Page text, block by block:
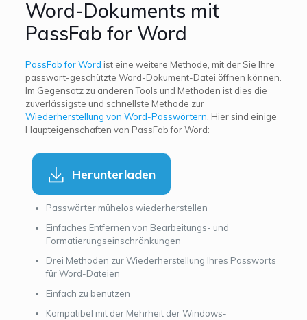
Word-Dokuments mit
PassFab for Word
PassFab for Word ist eine weitere Methode, mit der Sie Ihre
passwort-geschützte Word-Dokument-Datei öffnen können.
Im Gegensatz zu anderen Tools und Methoden ist dies die
zuverlässigste und schnellste Methode zur
Wiederherstellung von Word-Passwörtern . Hier sind einige
Haupteigenschaften von PassFab for Word:
Herunterladen
Passwörter mühelos wiederherstellen
Einfaches Entfernen von Bearbeitungs- und
Formatierungseinschränkungen
Drei Methoden zur Wiederherstellung Ihres Passworts
für Word-Dateien
Einfach zu benutzen
Kompatibel mit der Mehrheit der Windows-